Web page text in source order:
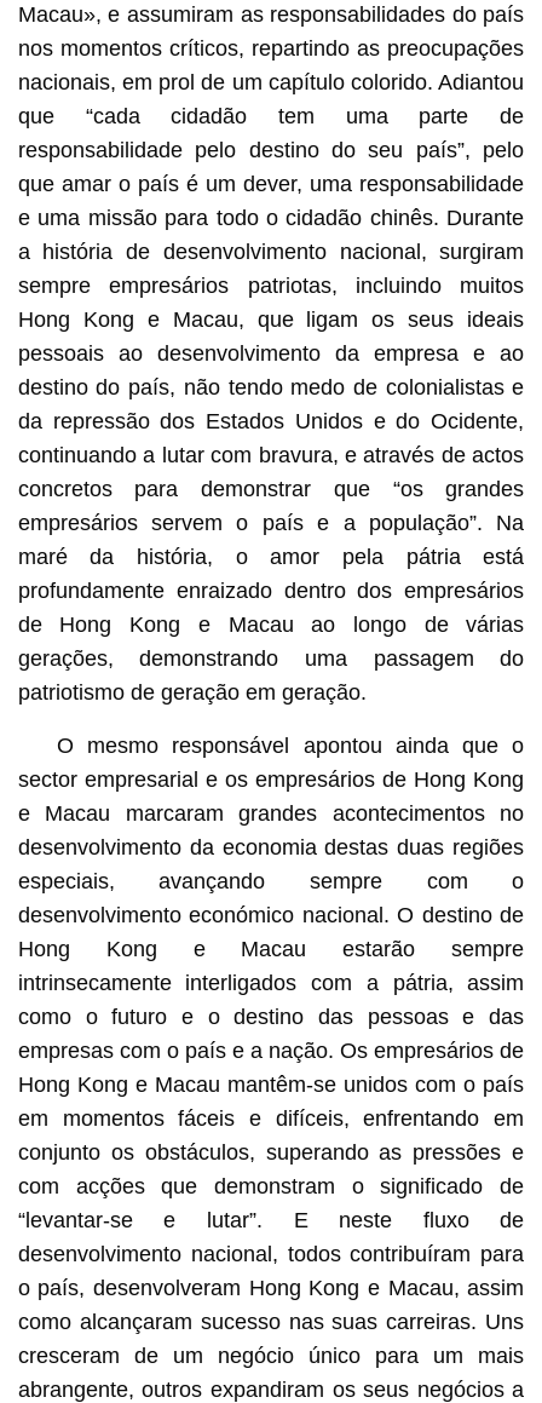
Macau», e assumiram as responsabilidades do país
nos momentos críticos, repartindo as preocupações
nacionais, em prol de um capítulo colorido. Adiantou
que “cada cidadão tem uma parte de
responsabilidade pelo destino do seu país”, pelo
que amar o país é um dever, uma responsabilidade
e uma missão para todo o cidadão chinês. Durante
a história de desenvolvimento nacional, surgiram
sempre empresários patriotas, incluindo muitos
Hong Kong e Macau, que ligam os seus ideais
pessoais ao desenvolvimento da empresa e ao
destino do país, não tendo medo de colonialistas e
da repressão dos Estados Unidos e do Ocidente,
continuando a lutar com bravura, e através de actos
concretos para demonstrar que “os grandes
empresários servem o país e a população”. Na
maré da história, o amor pela pátria está
profundamente enraizado dentro dos empresários
de Hong Kong e Macau ao longo de várias
gerações, demonstrando uma passagem do
patriotismo de geração em geração.
O mesmo responsável apontou ainda que o
sector empresarial e os empresários de Hong Kong
e Macau marcaram grandes acontecimentos no
desenvolvimento da economia destas duas regiões
especiais, avançando sempre com o
desenvolvimento económico nacional. O destino de
Hong Kong e Macau estarão sempre
intrinsecamente interligados com a pátria, assim
como o futuro e o destino das pessoas e das
empresas com o país e a nação. Os empresários de
Hong Kong e Macau mantêm-se unidos com o país
em momentos fáceis e difíceis, enfrentando em
conjunto os obstáculos, superando as pressões e
com acções que demonstram o significado de
“levantar-se e lutar”. E neste fluxo de
desenvolvimento nacional, todos contribuíram para
o país, desenvolveram Hong Kong e Macau, assim
como alcançaram sucesso nas suas carreiras. Uns
cresceram de um negócio único para um mais
abrangente, outros expandiram os seus negócios a